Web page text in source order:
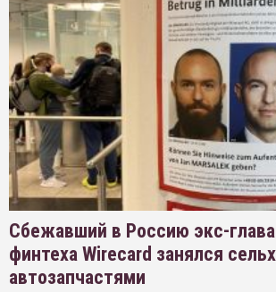
Сбежавший в Россию экс-
финтеха Wirecard занялся
автозапчастями